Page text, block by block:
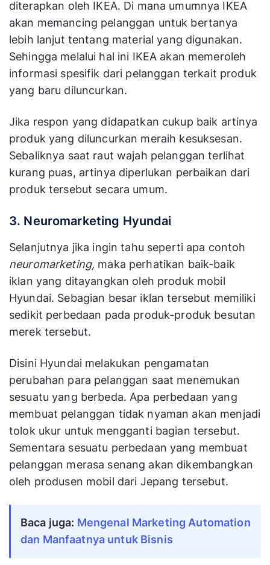
diterapkan oleh IKEA. Di mana umumnya IKEA
akan memancing pelanggan untuk bertanya
lebih lanjut tentang material yang digunakan.
Sehingga melalui hal ini IKEA akan memeroleh
informasi spesifik dari pelanggan terkait produk
yang baru diluncurkan.
Jika respon yang didapatkan cukup baik artinya
produk yang diluncurkan meraih kesuksesan.
Sebaliknya saat raut wajah pelanggan terlihat
kurang puas, artinya diperlukan perbaikan dari
produk tersebut secara umum.
3. Neuromarketing Hyundai
Selanjutnya jika ingin tahu seperti apa contoh
neuromarketing, maka perhatikan baik-baik
iklan yang ditayangkan oleh produk mobil
Hyundai. Sebagian besar iklan tersebut memiliki
sedikit perbedaan pada produk-produk besutan
merek tersebut.
Disini Hyundai melakukan pengamatan
perubahan para pelanggan saat menemukan
sesuatu yang berbeda. Apa perbedaan yang
membuat pelanggan tidak nyaman akan menjadi
tolok ukur untuk mengganti bagian tersebut.
Sementara sesuatu perbedaan yang membuat
pelanggan merasa senang akan dikembangkan
oleh produsen mobil dari Jepang tersebut.
Baca juga: Mengenal Marketing Automation
dan Manfaatnya untuk Bisnis